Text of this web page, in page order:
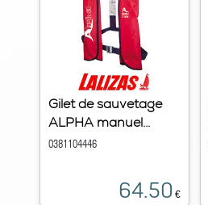
Gilet de sauvetage
ALPHA manuel...
0381104446
64.50 €